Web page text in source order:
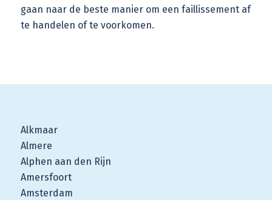
gaan naar de beste manier om een faillissement af
te handelen of te voorkomen.
Alkmaar
Almere
Alphen aan den Rijn
Amersfoort
Amsterdam